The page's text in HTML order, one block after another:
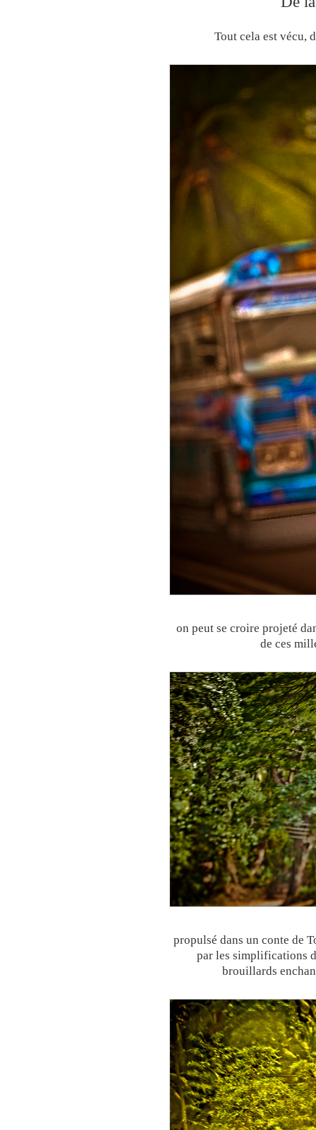
Tout cela est vécu,
on peut se croire projeté
de ces
propulsé dans un conte de
par les simplifications
brouillards